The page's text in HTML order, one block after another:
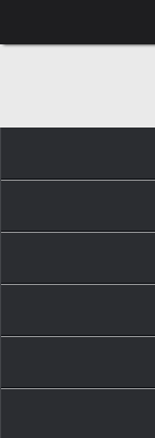
do
treści